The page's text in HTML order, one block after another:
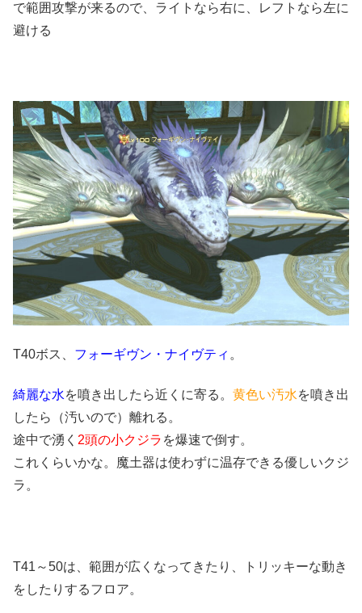
で範囲攻撃が来るので、ライトなら右に、レフトなら左に
避ける
T40ボス、 フォーギヴン・ナイヴティ 。
綺麗な水を噴き出したら近くに寄る。 黄色い汚水を噴き出
したら（汚いので）離れる。
途中で湧く 2頭の小クジラ を爆速で倒す。
これくらいかな。魔土器は使わずに温存できる優しいクジ
ラ。
T41～50は、範囲が広くなってきたり、トリッキーな動き
をしたりするフロア。